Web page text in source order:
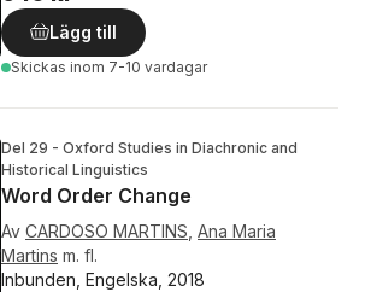
Lägg till
Skickas inom 7-10 vardagar
Del 29 - Oxford Studies in Diachronic and
Historical Linguistics
Word Order Change
Av CARDOSO MARTINS Ana Maria
Martins m. fl.
Inbunden, Engelska, 2018